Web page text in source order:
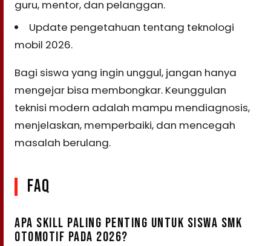
guru, mentor, dan pelanggan.
Update pengetahuan tentang teknologi
mobil 2026.
Bagi siswa yang ingin unggul, jangan hanya
mengejar bisa membongkar. Keunggulan
teknisi modern adalah mampu mendiagnosis,
menjelaskan, memperbaiki, dan mencegah
masalah berulang.
FAQ
APA SKILL PALING PENTING UNTUK SISWA SMK
OTOMOTIF PADA 2026?